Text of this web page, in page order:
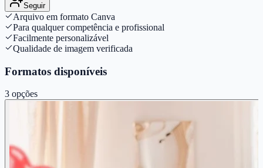
Seguir
Arquivo em formato Canva
Para qualquer competência e profissional
Facilmente personalizável
Qualidade de imagem verificada
Formatos disponíveis
3 opções